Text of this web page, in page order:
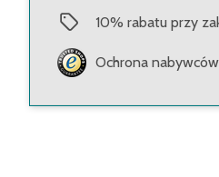
10% rabatu przy
Ochrona